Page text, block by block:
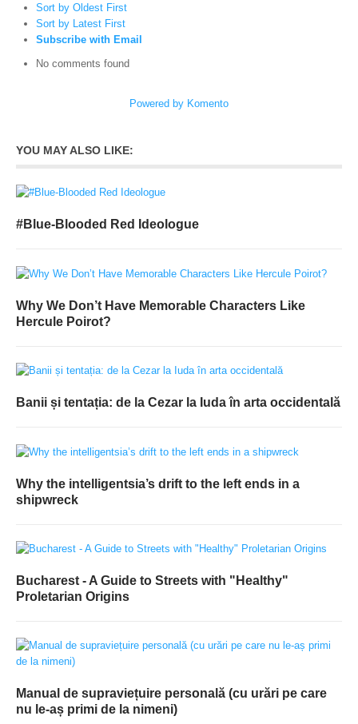
Sort by Oldest First
Sort by Latest First
Subscribe with Email
No comments found
Powered by Komento
YOU MAY ALSO LIKE:
#Blue-Blooded Red Ideologue
Why We Don’t Have Memorable Characters Like
Hercule Poirot?
Banii și tentația: de la Cezar la Iuda în arta occidentală
Why the intelligentsia’s drift to the left ends in a
shipwreck
Bucharest - A Guide to Streets with "Healthy"
Proletarian Origins
Manual de supraviețuire personală (cu urări pe care
nu le-aș primi de la nimeni)